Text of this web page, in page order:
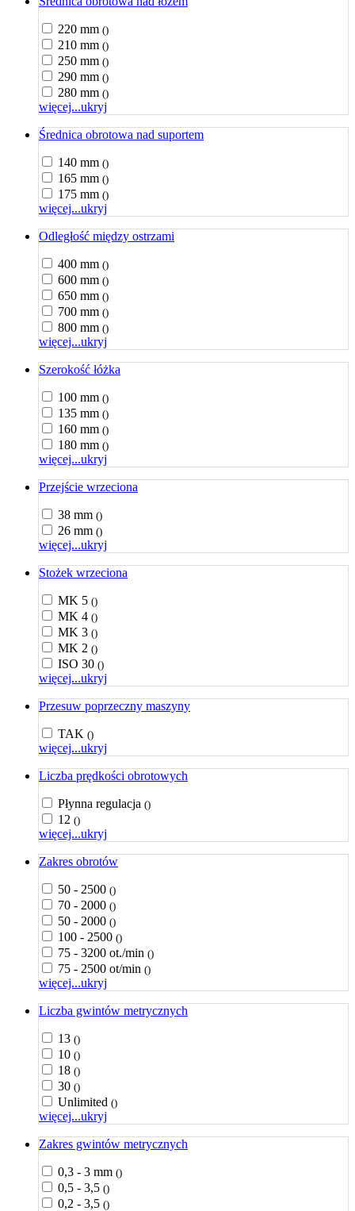
220 mm ()
210 mm ()
250 mm ()
290 mm ()
280 mm ()
więcej...ukryj
Średnica obrotowa nad suportem
140 mm ()
165 mm ()
175 mm ()
więcej...ukryj
Odległość między ostrzami
400 mm ()
600 mm ()
650 mm ()
700 mm ()
800 mm ()
więcej...ukryj
Szerokość łóżka
100 mm ()
135 mm ()
160 mm ()
180 mm ()
więcej...ukryj
Przejście wrzeciona
38 mm ()
26 mm ()
więcej...ukryj
Stożek wrzeciona
MK 5 ()
MK 4 ()
MK 3 ()
MK 2 ()
ISO 30 ()
więcej...ukryj
Przesuw poprzeczny maszyny
TAK ()
więcej...ukryj
Liczba prędkości obrotowych
Płynna regulacja ()
12 ()
więcej...ukryj
Zakres obrotów
50 - 2500 ()
70 - 2000 ()
50 - 2000 ()
100 - 2500 ()
75 - 3200 ot./min ()
75 - 2500 ot/min ()
więcej...ukryj
Liczba gwintów metrycznych
13 ()
10 ()
18 ()
30 ()
Unlimited ()
więcej...ukryj
Zakres gwintów metrycznych
0,3 - 3 mm ()
0,5 - 3,5 ()
0,2 - 3,5 ()